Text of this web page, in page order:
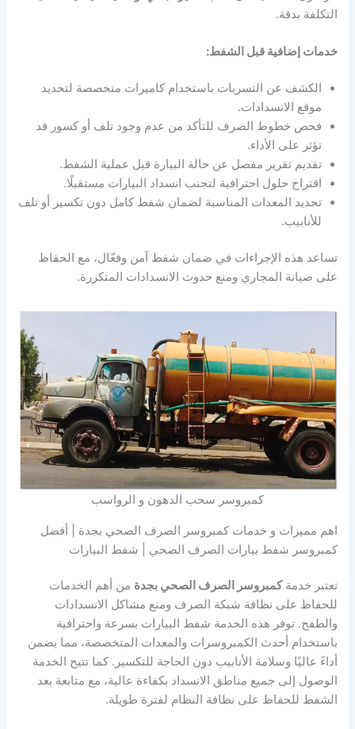
التكلفة بدقة.
خدمات إضافية قبل الشفط:
الكشف عن التسربات باستخدام كاميرات متخصصة لتحديد
موقع الانسدادات.
فحص خطوط الصرف للتأكد من عدم وجود تلف أو كسور قد
تؤثر على الأداء.
تقديم تقرير مفصل عن حالة البيارة قبل عملية الشفط.
اقتراح حلول احترافية لتجنب انسداد البيارات مستقبلًا.
تحديد المعدات المناسبة لضمان شفط كامل دون تكسير أو تلف
للأنابيب.
تساعد هذه الإجراءات في ضمان شفط آمن وفعّال، مع الحفاظ
على صيانة المجاري ومنع حدوث الانسدادات المتكررة.
كمبروسر سحب الدهون و الرواسب
اهم مميزات و خدمات كمبروسر الصرف الصحي بجدة | أفضل
كمبروسر شفط بيارات الصرف الصحي | شفط البيارات
تعتبر خدمةكمبروسر الصرف الصحي بجدة من أهم الخدمات
للحفاظ على نظافة شبكة الصرف ومنع مشاكل الانسدادات
والطفح. توفر هذه الخدمة شفط البيارات بسرعة واحترافية
باستخدام أحدث الكمبروسرات والمعدات المتخصصة، مما يضمن
أداءً عاليًا وسلامة الأنابيب دون الحاجة للتكسير. كما تتيح الخدمة
الوصول إلى جميع مناطق الانسداد بكفاءة عالية، مع متابعة بعد
الشفط للحفاظ على نظافة النظام لفترة طويلة.